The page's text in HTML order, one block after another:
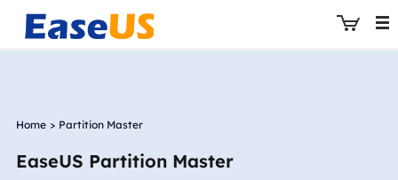
Home > Partition Master
EaseUS Partition Master